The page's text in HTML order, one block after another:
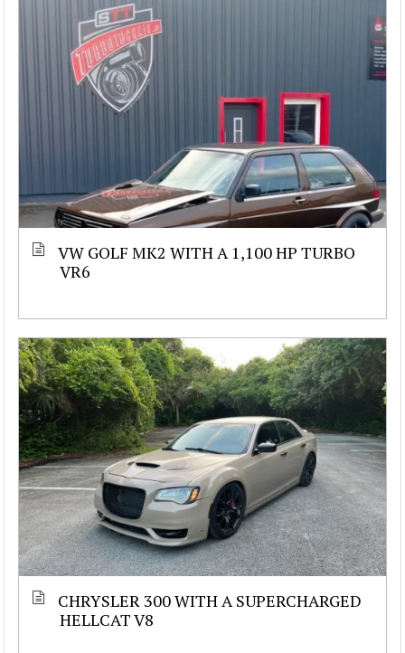
VW GOLF MK2 WITH A 1,100 HP TURBO
VR6
CHRYSLER 300 WITH A SUPERCHARGED
HELLCAT V8